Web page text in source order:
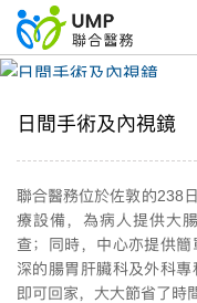
日間手術及內視鏡
日間手術及內視鏡
聯合醫務位於佐敦的238
療設備，為病人提供大
查；同時，中心亦提供
深的腸胃肝臟科及外科
即可回家，大大節省了時